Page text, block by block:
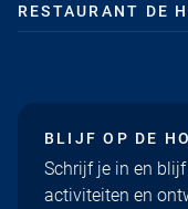
RESTAURANT DE
BLIJF OP DE
Schrijf je in en
activiteiten en